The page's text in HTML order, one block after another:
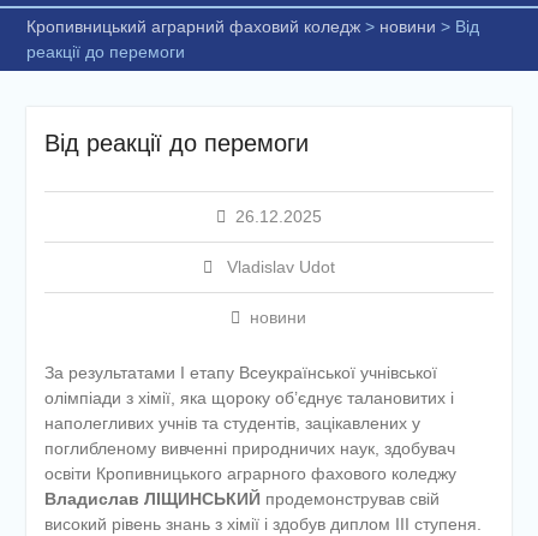
Кропивницький аграрний фаховий коледж> новини > Від
реакції до перемоги
Від реакції до перемоги
26.12.2025
Vladislav Udot
новини
За результатами І етапу Всеукраїнської учнівської
олімпіади з хімії, яка щороку об’єднує талановитих і
наполегливих учнів та студентів, зацікавлених у
поглибленому вивченні природничих наук, здобувач
освіти Кропивницького аграрного фахового коледжу
Владислав ЛІЩИНСЬКИЙ продемонстрував свій
високий рівень знань з хімії і здобув диплом ІІІ ступеня.